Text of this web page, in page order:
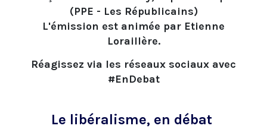
(PPE - Les Républicains)
L'émission est animée par Etienne
Loraillère.
Réagissez via les réseaux sociaux avec
#EnDebat
Le libéralisme, en débat